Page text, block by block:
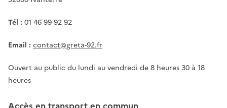
Tél : 01 46 99 92 92
Email : contact@greta-92.fr
Ouvert au public du lundi au vendredi de 8 heures 30 à 18
heures
Accès en transport en commun